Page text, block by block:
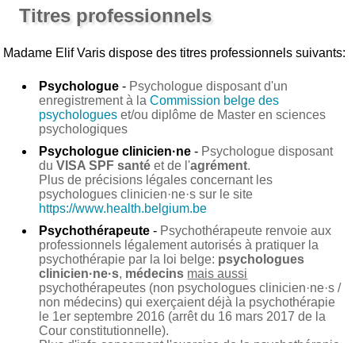
Titres professionnels
Madame Elif Varis dispose des titres professionnels suivants:
Psychologue - Psychologue disposant d'un
enregistrement à laCommission belge des
psychologues et/ou diplôme de Master en sciences
psychologiques
Psychologue clinicien·ne - Psychologue disposant
duVISA SPF santé et de l'agrément.
Plus de précisions légales concernant les
psychologues clinicien·ne·s sur le site
https://www.health.belgium.be
Psychothérapeute - Psychothérapeute renvoie aux
professionnels légalement autorisés à pratiquer la
psychothérapie par la loi belge: psychologues
clinicien·ne·s, médecins mais aussi
psychothérapeutes (non psychologues clinicien·ne·s /
non médecins) qui exerçaient déjà la psychothérapie
le 1er septembre 2016 (arrêt du 16 mars 2017 de la
Cour constitutionnelle).